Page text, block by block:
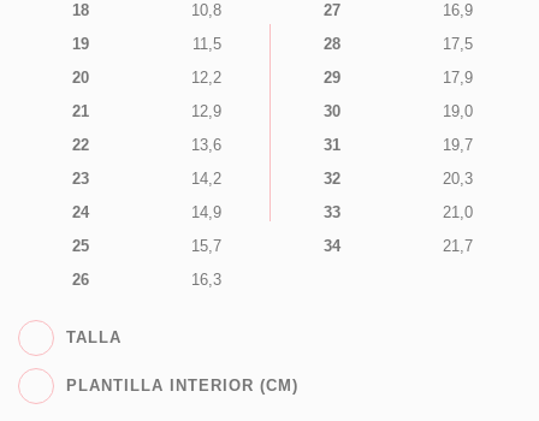
18
10,8
19
11,5
20
12,2
21
12,9
22
13,6
23
14,2
24
14,9
25
15,7
26
16,3
27
16,9
28
17,5
29
17,9
30
19,0
31
19,7
32
20,3
33
21,0
34
21,7
TALLA
PLANTILLA INTERIOR (CM)